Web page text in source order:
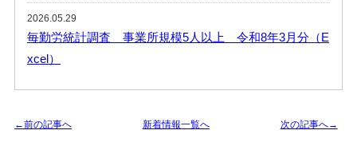
2026.05.29
毎勤労統計調査 事業所規模5人以上 令和8年3月分（E
xcel）
←前の記事へ 新着情報一覧へ 次の記事へ→